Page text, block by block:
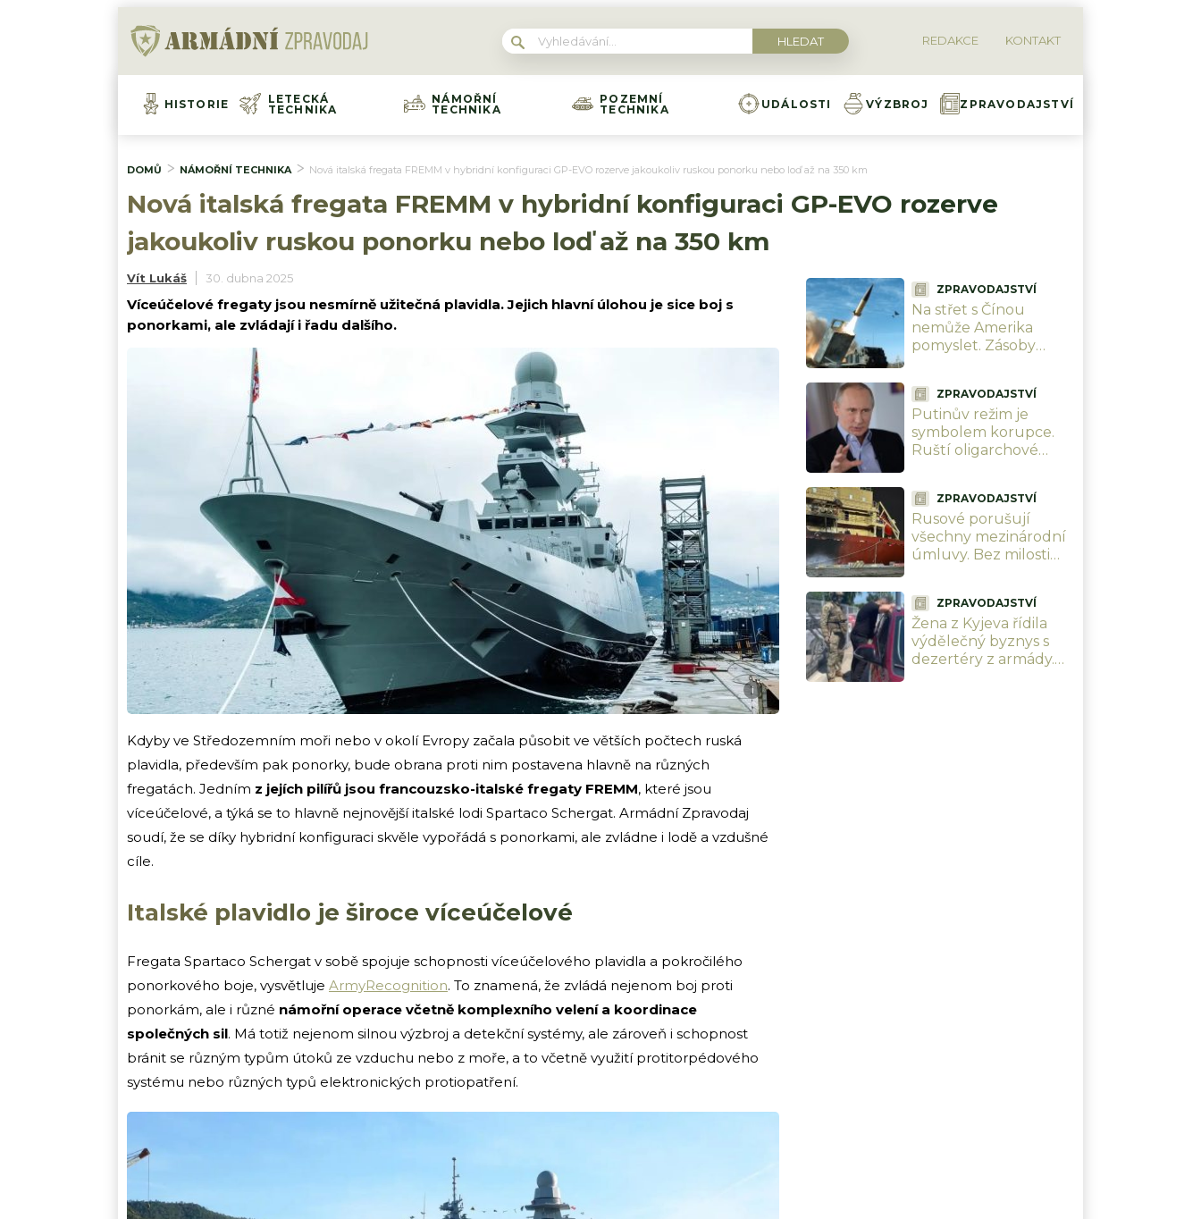
REDAKCE KONTAKT
HISTORIE
LETECKÁ
TECHNIKA
NÁMOŘNÍ
TECHNIKA
POZEMNÍ
TECHNIKA
UDÁLOSTI VÝZBROJ ZPRAVODAJSTVÍ
DOMŮ NÁMOŘNÍ TECHNIKA Nová italská fregata FREMM v hybridní konfiguraci GP-EVO rozerve jakoukoliv ruskou ponorku nebo loď až na 350 km
Nová italská fregata FREMM v hybridní konfiguraci GP-EVO rozerve
jakoukoliv ruskou ponorku nebo loď až na 350 km
Vít Lukáš 30. dubna 2025
Víceúčelové fregaty jsou nesmírně užitečná plavidla. Jejich hlavní úlohou je sice boj s
ponorkami, ale zvládají i řadu dalšího.
i
Kdyby ve Středozemním moři nebo v okolí Evropy začala působit ve větších počtech ruská
plavidla, především pak ponorky, bude obrana proti nim postavena hlavně na různých
fregatách. Jedním z jejích pilířů jsou francouzsko-italské fregaty FREMM, které jsou
víceúčelové, a týká se to hlavně nejnovější italské lodi Spartaco Schergat. Armádní Zpravodaj
soudí, že se díky hybridní konfiguraci skvěle vypořádá s ponorkami, ale zvládne i lodě a vzdušné
cíle.
Italské plavidlo je široce víceúčelové
Fregata Spartaco Schergat v sobě spojuje schopnosti víceúčelového plavidla a pokročilého
ponorkového boje, vysvětluje ArmyRecognition. To znamená, že zvládá nejenom boj proti
ponorkám, ale i různé námořní operace včetně komplexního velení a koordinace
společných sil. Má totiž nejenom silnou výzbroj a detekční systémy, ale zároveň i schopnost
bránit se různým typům útoků ze vzduchu nebo z moře, a to včetně využití protitorpédového
systému nebo různých typů elektronických protiopatření.
ZPRAVODAJSTVÍ
Na střet s Čínou
nemůže Amerika
pomyslet. Zásoby
války s Íránem
ZPRAVODAJSTVÍ
Putinův režim je
symbolem korupce.
Ruští oligarchové
zatímco farmáři
krachují
ZPRAVODAJSTVÍ
Rusové porušují
všechny mezinárodní
úmluvy. Bez milosti
sami sebe
ZPRAVODAJSTVÍ
Žena z Kyjeva řídila
výdělečný byznys s
dezertéry z armády.